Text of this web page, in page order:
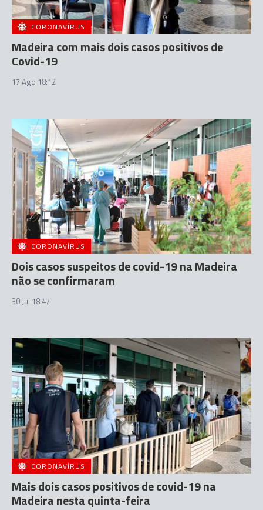
CORONAVÍRUS
Madeira com mais dois casos positivos de
Covid-19
17 Ago 18:12
CORONAVÍRUS
Dois casos suspeitos de covid-19 na Madeira
não se confirmaram
30 Jul 18:47
CORONAVÍRUS
Mais dois casos positivos de covid-19 na
Madeira nesta quinta-feira